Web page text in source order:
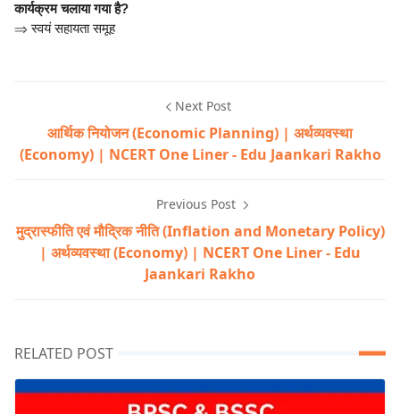
कार्यक्रम चलाया गया है?
⇒ स्वयं सहायता समूह
Next Post
आर्थिक नियोजन (Economic Planning) | अर्थव्यवस्था
(Economy) | NCERT One Liner - Edu Jaankari Rakho
Previous Post
मुद्रास्फीति एवं मौद्रिक नीति (Inflation and Monetary Policy)
| अर्थव्यवस्था (Economy) | NCERT One Liner - Edu
Jaankari Rakho
RELATED POST